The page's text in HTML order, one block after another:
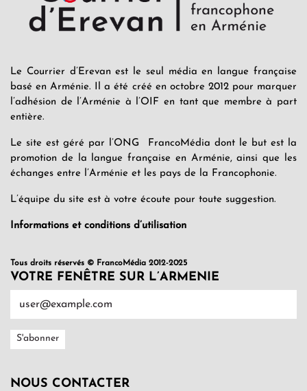
Le Courrier d’Erevan est le seul média en langue française
basé en Arménie. Il a été créé en octobre 2012 pour marquer
l’adhésion de l’Arménie à l’OIF en tant que membre à part
entière.
Le site est géré par l’ONG FrancoMédia dont le but est la
promotion de la langue française en Arménie, ainsi que les
échanges entre l’Arménie et les pays de la Francophonie.
L’équipe du site est à votre écoute pour toute suggestion.
Informations et conditions d’utilisation
Tous droits réservés © FrancoMédia 2012-2025
VOTRE FENÊTRE SUR L’ARMENIE
NOUS CONTACTER